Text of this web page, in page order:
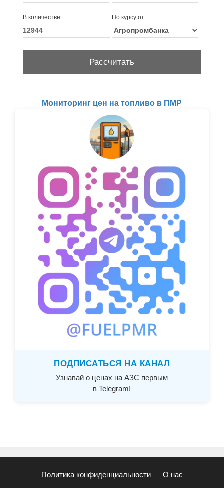
В количестве По курсу от
Мониторинг цен на топливо в ПМР
ПОДПИСАТЬСЯ НА КАНАЛ
Узнавай о ценах на АЗС первым
в Telegram!
Политика конфиденциальности О нас